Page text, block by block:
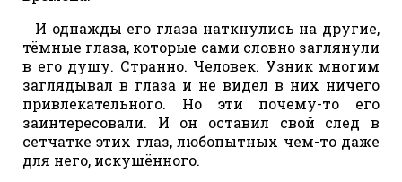
И однажды его глаза наткнулись на другие,
тёмные глаза, которые сами словно заглянули
в его душу. Странно. Человек. Узник многим
заглядывал в глаза и не видел в них ничего
привлекательного. Но эти почему-то его
заинтересовали. И он оставил свой след в
сетчатке этих глаз, любопытных чем-то даже
для него, искушённого.